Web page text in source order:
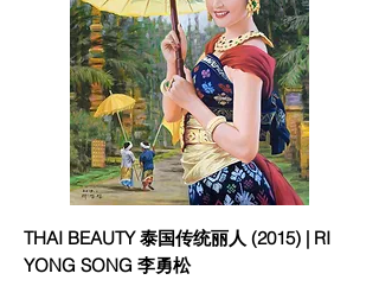
THAI BEAUTY 泰国传统丽人 (2015) | RI
YONG SONG 李勇松